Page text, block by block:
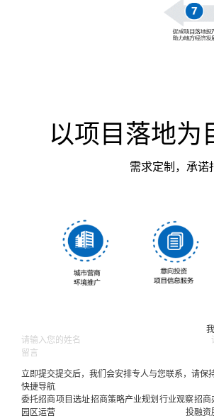
以项目落地为
需求定制，承诺
提交后，我们会安排专人与您联系，请保
快捷导航
委托招商项目选址招商策略产业规划 行业观察招商
园区运营
投融资